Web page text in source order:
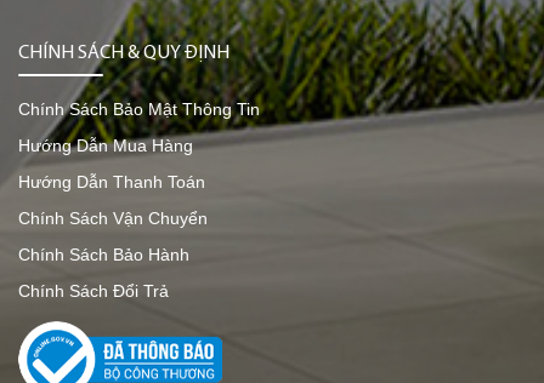
CHÍNH SÁCH & QUY ĐỊNH
Chính Sách Bảo Mật Thông Tin
Hướng Dẫn Mua Hàng
Hướng Dẫn Thanh Toán
Chính Sách Vận Chuyển
Chính Sách Bảo Hành
Chính Sách Đổi Trả